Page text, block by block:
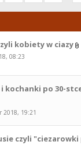
kobiety w ciazy
08:23
kochanki po 30-
2018, 19:21
czyli "ciezarowki